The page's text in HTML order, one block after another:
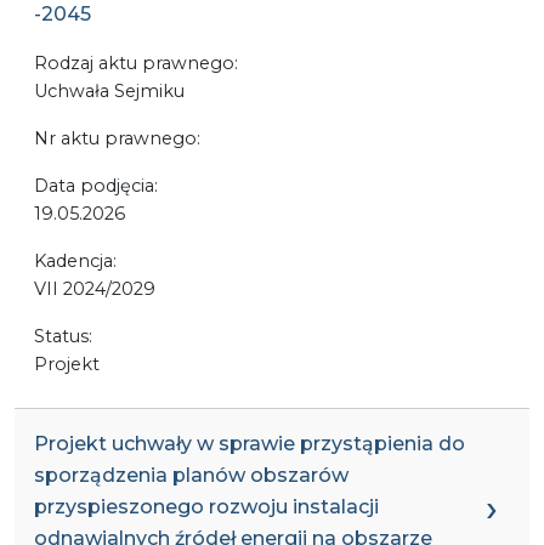
-2045
Rodzaj aktu prawnego:
Uchwała Sejmiku
Nr aktu prawnego:
Data podjęcia:
19.05.2026
Kadencja:
VII 2024/2029
Status:
Projekt
Projekt uchwały w sprawie przystąpienia do
sporządzenia planów obszarów
przyspieszonego rozwoju instalacji
odnawialnych źródeł energii na obszarze